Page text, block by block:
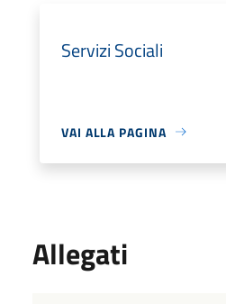
Servizi Sociali
VAI ALLA PAGINA
Allegati